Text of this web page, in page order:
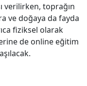
verilirken, toprağın
ve doğaya da fayda
fiziksel olarak
de online eğitim